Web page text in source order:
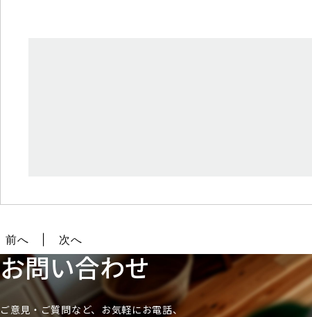
前へ 次へ
お問い合わせ
ご意見・ご質問など、お気軽にお電話、